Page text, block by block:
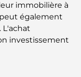
de Dubaï : un
Creek
immobilière à
également
L'achat
investissement